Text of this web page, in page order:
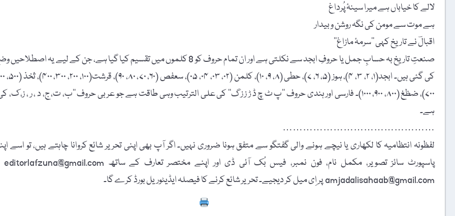
لالے کا خیاباں ہے میرا سینۂ پُرداغ
ہے موت سے مومن کی نگہ روشن و بیدار
اقبالؔ نے تاریخ کہی ’’سرمۂ مازاغ‘‘
صنعتِ تاریخ بہ حسابِ جمل یا حروفِ ابجد سے نکلتی ہے اور ان تمام حروف کو 8 کلموں میں تقسیم کیا گیا ہے، جن کے لیے یہ
۷۰۰)، ضظغ (۸۰۰، ۹۰۰، ۱۰۰۰)۔ فارسی اور ہندی حروف ’’پ ٹ چ ڈ ڑ ز ز گ‘‘ کی علی الترتیب وہی طاقت ہے جو عربی حروف ’’ب، ت، ج، د ، ر ، ز، ک،
ہے۔
………………………………………
لفظونہ انتظامیہ کا لکھاری یا نیچے ہونے والی گفتگو سے متفق ہونا ضروری نہیں۔ اگر آپ بھی اپنی تحریر شائع کروانا چاہتے ہیں، تو اسے
amjadalisahaab@gmail.com پر اِی میل کر دیجیے۔ تحریر شائع کرنے کا فیصلہ ایڈیٹوریل بورڈ کرے گا۔